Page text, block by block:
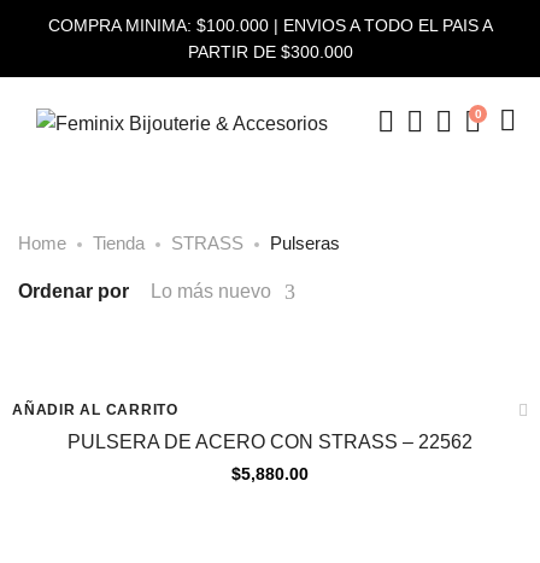
COMPRA MINIMA: $100.000 | ENVIOS A TODO EL PAIS A
PARTIR DE $300.000
0
Home Tienda STRASS Pulseras
Ordenar por Lo más nuevo
AÑADIR AL CARRITO
PULSERA DE ACERO CON STRASS – 22562
$5,880.00